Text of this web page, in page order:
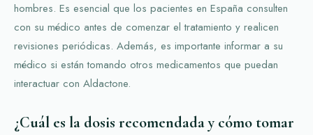
hombres. Es esencial que los pacientes en España consulten
con su médico antes de comenzar el tratamiento y realicen
revisiones periódicas. Además, es importante informar a su
médico si están tomando otros medicamentos que puedan
interactuar con Aldactone.
¿Cuál es la dosis recomendada y cómo tomar